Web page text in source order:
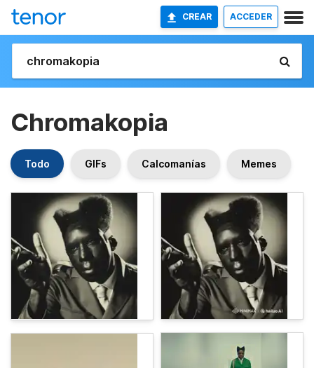
CREAR ACCEDER
Chromakopia
Todo GIFs Calcomanías Memes